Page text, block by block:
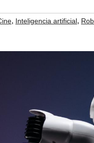
, Inteligencia artificial,